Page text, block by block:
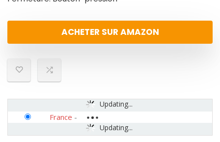
ACHETER SUR AMAZON
Updating...
Updating...
France -